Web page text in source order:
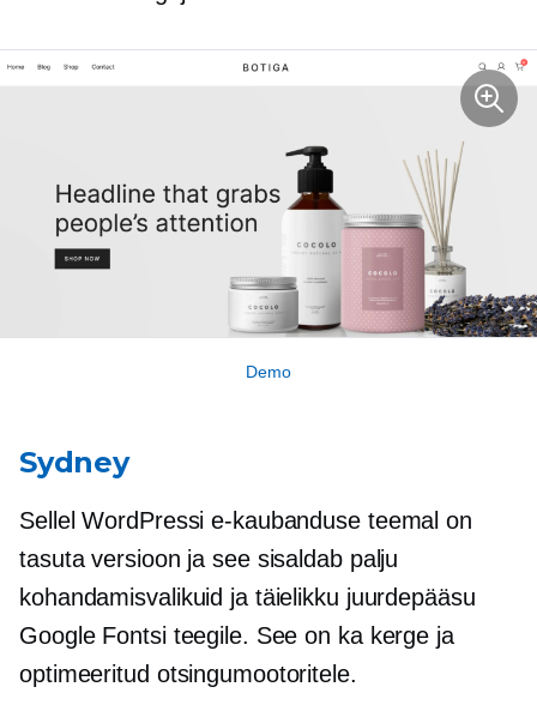
Demo
Sydney
Sellel WordPressi e-kaubanduse teemal on
tasuta versioon ja see sisaldab palju
kohandamisvalikuid ja täielikku juurdepääsu
Google Fontsi teegile. See on ka kerge ja
optimeeritud otsingumootoritele.